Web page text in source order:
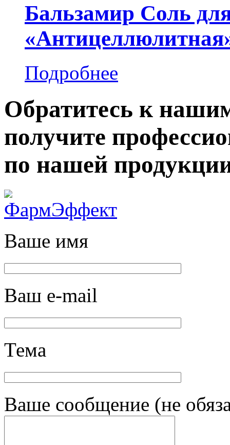
Бальзамир Соль
Подробнее
Обратитесь к
получите
по нашей
Ваше имя
Ваш e-mail
Тема
Ваше сообщение (не